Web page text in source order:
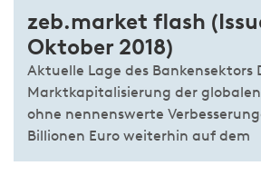
zeb.market flash
Oktober 2018)
Aktuelle Lage des Bankensektors
Marktkapitalisierung der globalen
ohne nennenswerte
Billionen Euro weiterhin auf dem